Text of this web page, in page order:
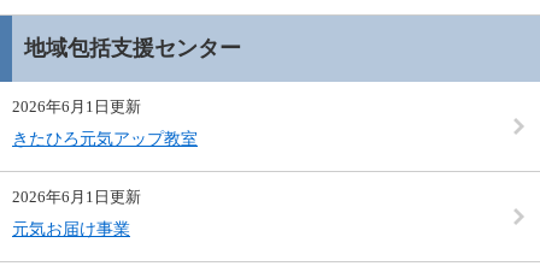
地域包括支援センター
2026年6月1日更新
きたひろ元気アップ教室
2026年6月1日更新
元気お届け事業